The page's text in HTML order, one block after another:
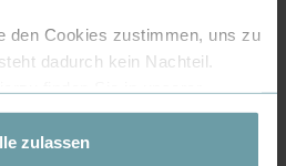
den Cookies zustimmen, uns zu
dadurch kein Nachteil.
zulassen
nicht
"Verona"